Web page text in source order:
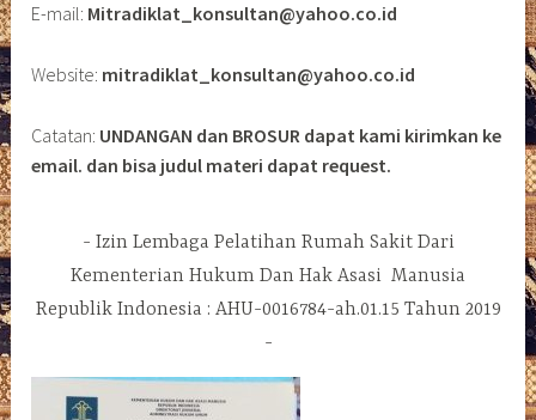
E-mail: Mitradiklat_konsultan@yahoo.co.id
Website: mitradiklat_konsultan@yahoo.co.id
Catatan: UNDANGAN dan BROSUR dapat kami kirimkan ke
email. dan bisa judul materi dapat request.
Izin Lembaga Pelatihan Rumah Sakit Dari
Kementerian Hukum Dan Hak Asasi Manusia
Republik Indonesia : AHU-0016784-ah.01.15 Tahun 2019